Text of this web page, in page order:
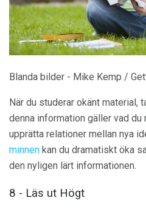
Blanda bilder - Mike Kemp /
När du studerar okänt material,
denna information gäller vad du
upprätta relationer mellan nya
minnen kan du dramatiskt öka
den nyligen lärt informationen.
8 - Läs ut Högt